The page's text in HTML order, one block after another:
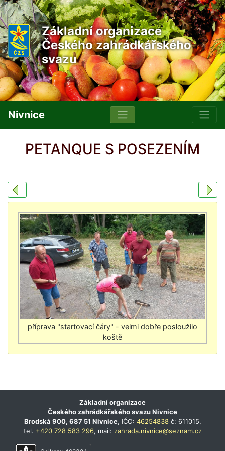
Základní organizace
Českého zahrádkářského
svazu
Nivnice
PETANQUE S POSEZENÍM
Základní organizace
Českého zahrádkářského svazu Nivnice
Brodská 900, 687 51 Nivnice, IČO: 46254838č: 611015,
tel. +420 728 583 296, mail: zahrada.nivnice@seznam.cz